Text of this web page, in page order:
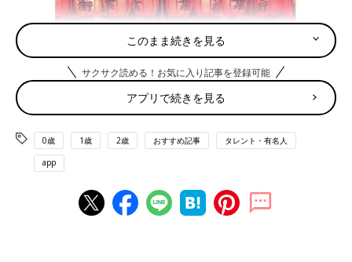
このまま続きを見る
サクサク読める！お気に入り記事を登録可能
アプリで続きを見る
0歳 1歳 2歳 おすすめ記事 タレント・有名人
app